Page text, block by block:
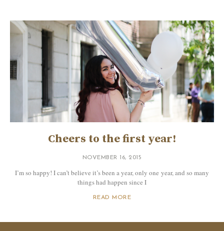
Cheers to the first year!
NOVEMBER 16, 2015
I’m so happy! I can’t believe it’s been a year, only one year, and so many
things had happen since I
READ MORE